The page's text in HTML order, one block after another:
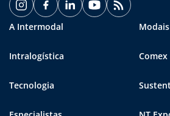
A Intermodal Modais
Intralogística Comex
Tecnologia